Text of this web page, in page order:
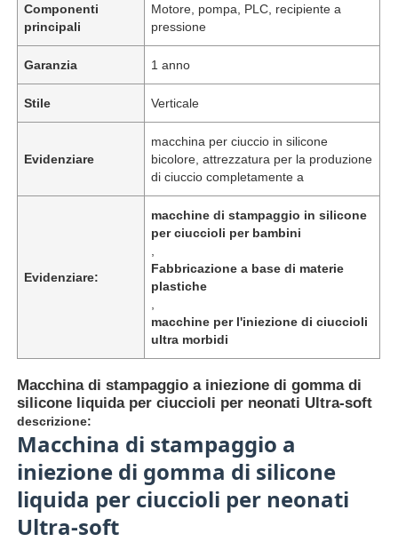
Componenti
principali
Motore, pompa, PLC, recipiente a
pressione
Garanzia 1 anno
Stile Verticale
Evidenziare
macchina per ciuccio in silicone
bicolore, attrezzatura per la produzione
di ciuccio completamente a
Evidenziare:
macchine di stampaggio in silicone
per ciuccioli per bambini
Fabbricazione a base di materie
plastiche
macchine per l'iniezione di ciuccioli
ultra morbidi
Macchina di stampaggio a iniezione di gomma di
silicone liquida per ciuccioli per neonati Ultra-soft
descrizione:
Macchina di stampaggio a
iniezione di gomma di silicone
liquida per ciuccioli per neonati
Ultra-soft